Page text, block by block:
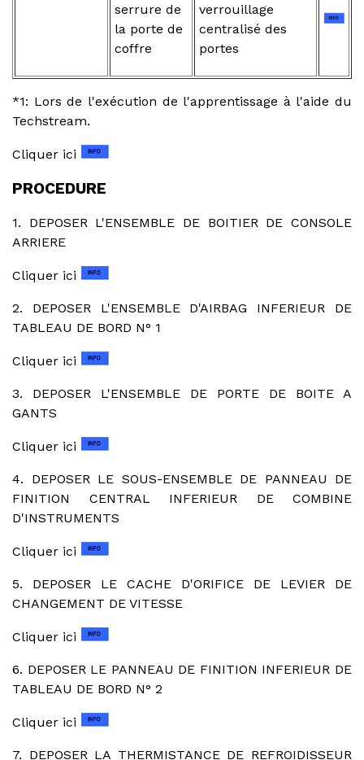
serrure de
la porte de
coffre
verrouillage
centralisé des
portes
*1: Lors de l'exécution de l'apprentissage à l'aide du
Techstream.
Cliquer ici
PROCEDURE
1. DEPOSER L'ENSEMBLE DE BOITIER DE CONSOLE
ARRIERE
Cliquer ici
2. DEPOSER L'ENSEMBLE D'AIRBAG INFERIEUR DE
TABLEAU DE BORD N° 1
Cliquer ici
3. DEPOSER L'ENSEMBLE DE PORTE DE BOITE A
GANTS
Cliquer ici
4. DEPOSER LE SOUS-ENSEMBLE DE PANNEAU DE
FINITION CENTRAL INFERIEUR DE COMBINE
D'INSTRUMENTS
Cliquer ici
5. DEPOSER LE CACHE D'ORIFICE DE LEVIER DE
CHANGEMENT DE VITESSE
Cliquer ici
6. DEPOSER LE PANNEAU DE FINITION INFERIEUR DE
TABLEAU DE BORD N° 2
Cliquer ici
7. DEPOSER LA THERMISTANCE DE REFROIDISSEUR